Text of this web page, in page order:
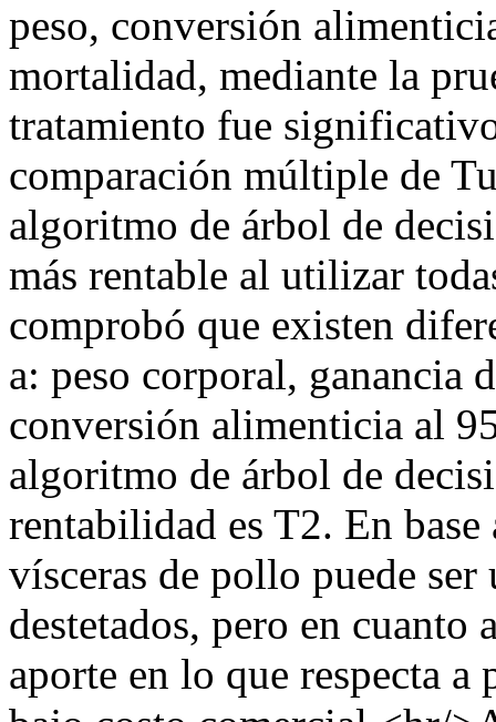
peso, conversión
mortalidad, mediante la
tratamiento fue
comparación múltiple de
algoritmo de árbol de
más rentable al utilizar
comprobó que existen
a: peso corporal, ganancia
conversión alimenticia al
algoritmo de árbol de
rentabilidad es T2. En
vísceras de pollo puede
destetados, pero en
aporte en lo que respecta